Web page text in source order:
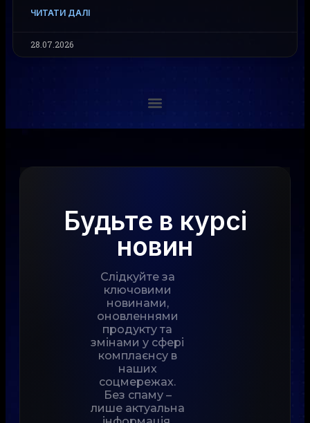
ЧИТАТИ ДАЛІ
28.07.2026
Будьте в курсі
новин
Слідкуйте за
ключовими
новинами,
оновленнями
продукту та
змінами у сфері
комплаєнсу в
наших
соцмережах.
Без спаму –
лише актуальна